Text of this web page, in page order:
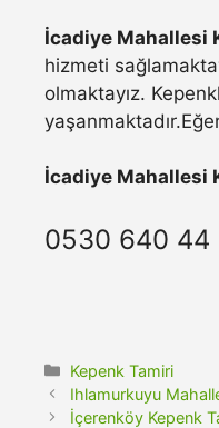
İcadiye Mahallesi
hizmeti
olmaktayız.
İcadiye Mahallesi
0530 640 44
Kategoriler
Kepenk Tamiri
Ihlamurkuyu
İçerenköy Kepenk